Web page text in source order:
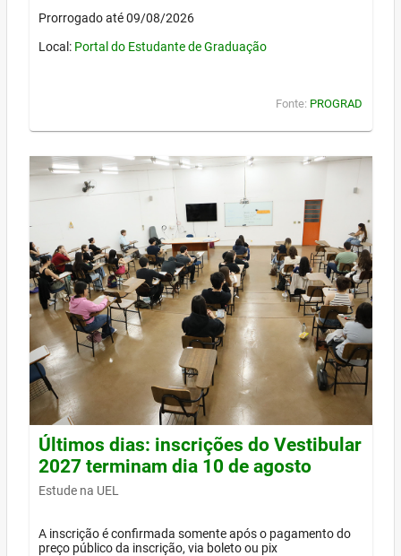
Prorrogado até 09/08/2026
Local: Portal do Estudante de Graduação
Fonte: PROGRAD
Últimos dias: inscrições do Vestibular
2027 terminam dia 10 de agosto
Estude na UEL
A inscrição é confirmada somente após o pagamento do
preço público da inscrição, via boleto ou pix